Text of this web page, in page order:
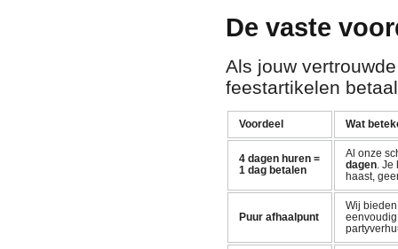
De vaste
Als jouw
feestartikelen
Voordeel Wat
4 dagen huren =
1 dag betalen
Al onze
dagen. Je
haast,
Puur afhaalpunt
Wij